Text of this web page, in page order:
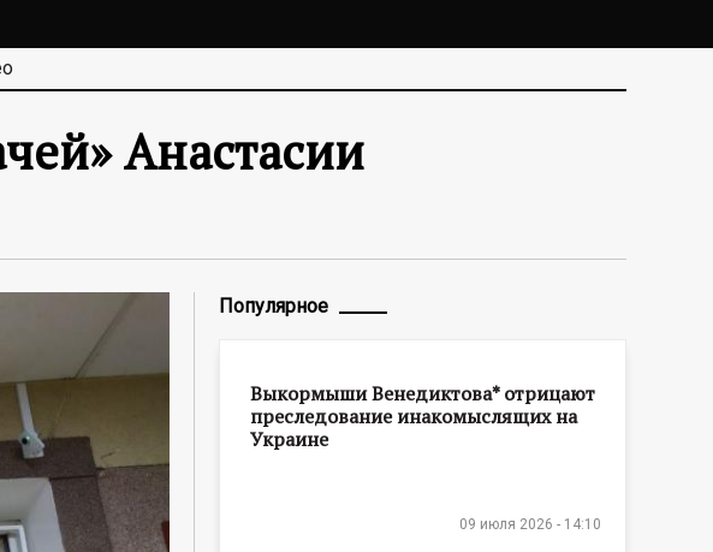
Анастасии
Популярное
Выкормыши Венедиктова* отрицают
преследование инакомыслящих на
Украине
09 июля 2026 - 14:10